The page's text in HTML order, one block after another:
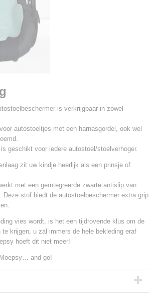
is verkrijgbaar in zowel
autostoeltjes met een harnasgordel, ook wel
geschikt voor iedere autostoel/stoelverhoger.
zit uw kindje heerlijk als een prinsje of
met een geïntegreerde zwarte antislip van
Deze stof biedt de autostoelbeschermer extra grip
vies wordt, is het een tijdrovende klus om de
te krijgen, u zal immers de hele bekleding eraf
hoeft dit niet meer!
and go!